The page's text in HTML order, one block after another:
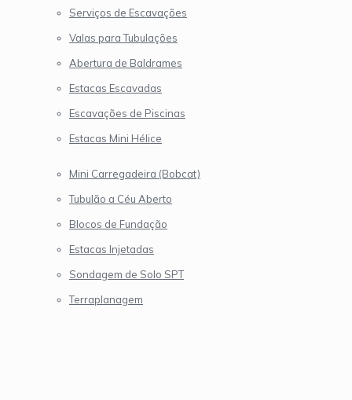
Serviços de Escavações
Valas para Tubulações
Abertura de Baldrames
Estacas Escavadas
Escavações de Piscinas
Estacas Mini Hélice
Mini Carregadeira (Bobcat)
Tubulão a Céu Aberto
Blocos de Fundação
Estacas Injetadas
Sondagem de Solo SPT
Terraplanagem